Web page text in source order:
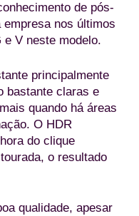
de pós-
empresa nos últimos
V neste modelo.
principalmente
bastante claras e
quando há áreas
O HDR
do clique
o resultado
qualidade, apesar